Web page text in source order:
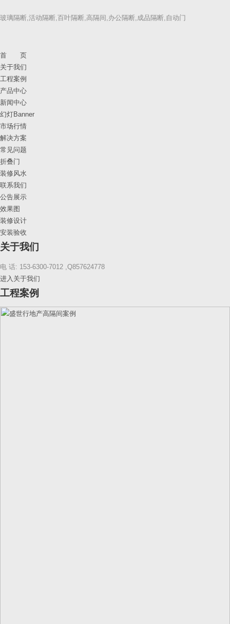
玻璃隔断,活动隔断,百叶隔断,高隔间,办公隔断,成品隔断,自动门
首 页
关于我们
工程案例
产品中心
新闻中心
幻灯Banner
市场行情
解决方案
常见问题
折叠门
装修风水
联系我们
公告展示
效果图
装修设计
安装验收
关于我们
电 话: 153-6300-7012 ,Q857624778
进入关于我们
工程案例